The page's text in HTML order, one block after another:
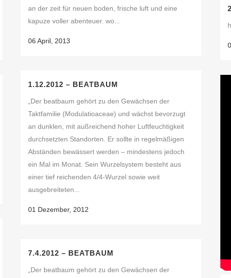
an der zeit für neuen boden, frische luft und eine
kapuze voller abenteuer. wo...
06 April, 2013
1.12.2012 – BEATBAUM
„Der beatbaum gehört zu den Gewächsen der
Taktfamilie (Modulatioaceae) und wächst bevorzugt
an dunklen, mit außreichend hoher Luftfeuchtigkeit
durchsetzten Standorten. Er sollte in regelmäßigen
Abständen bewässert werden – mindestens jedoch
ein Mal im Monat. Sein Wurzelsystem besteht aus
einer tief reichenden 4/4-Wurzel sowie weit
ausgebreiteten...
01 Dezember, 2012
7.4.2012 – BEATBAUM
„Der beatbaum gehört zu den Gewächsen der